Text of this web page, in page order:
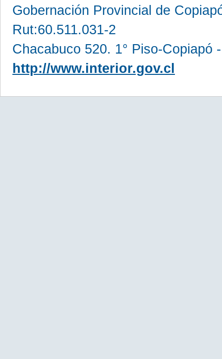
Gobernación Provincial de
Rut:60.511.031-2
Chacabuco 520. 1° Piso-Copiapó
http://www.interior.gov.cl